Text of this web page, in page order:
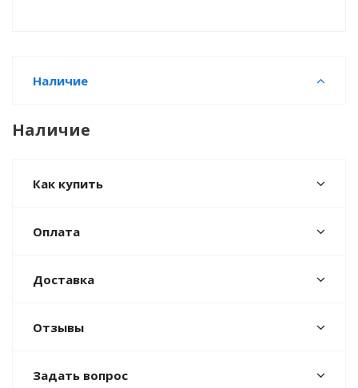
Наличие
Наличие
Как купить
Оплата
Доставка
Отзывы
Задать вопрос